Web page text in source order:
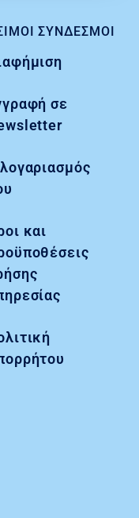
ΣΎΝΔΕΣΜΟΙ
σε
και